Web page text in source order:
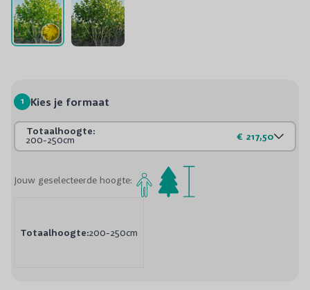
1 Kies je formaat
Totaalhoogte:
200-250cm € 217,50
Jouw geselecteerde hoogte:
Totaalhoogte:200-250cm